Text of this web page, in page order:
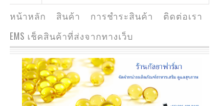
หน้าหลัก สินค้า การชำระสินค้า
ติดต่อเรา
EMS เช็คสินค้าที่ส่งจากทางเว็บ